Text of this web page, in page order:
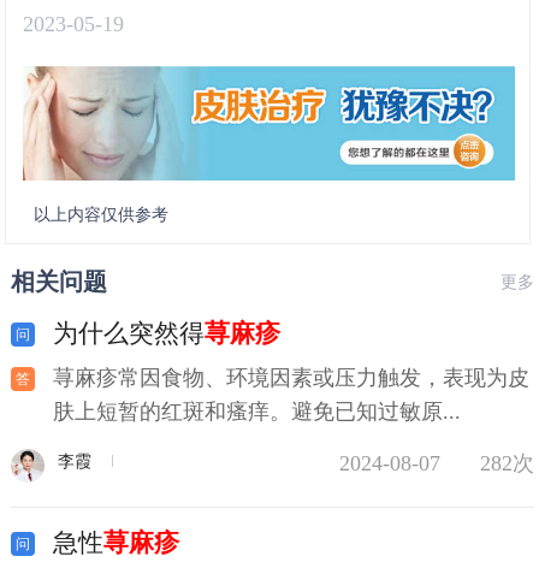
2023-05-19
以上内容仅供参考
相关问题 更多
为什么突然得荨麻疹
荨麻疹常因食物、环境因素或压力触发，表现为皮
肤上短暂的红斑和瘙痒。避免已知过敏原...
李霞 2024-08-07 282次
急性荨麻疹